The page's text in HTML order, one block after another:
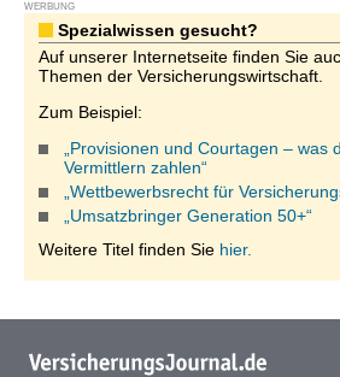
WERBUNG
Spezialwissen gesucht?
Auf unserer Internetseite finden Sie
Themen der Versicherungswirtschaft.
Zum Beispiel:
„Provisionen und Courtagen – was
Vermittlern zahlen“
„Wettbewerbsrecht für
„Umsatzbringer Generation 50+“
Weitere Titel finden Sie hier.